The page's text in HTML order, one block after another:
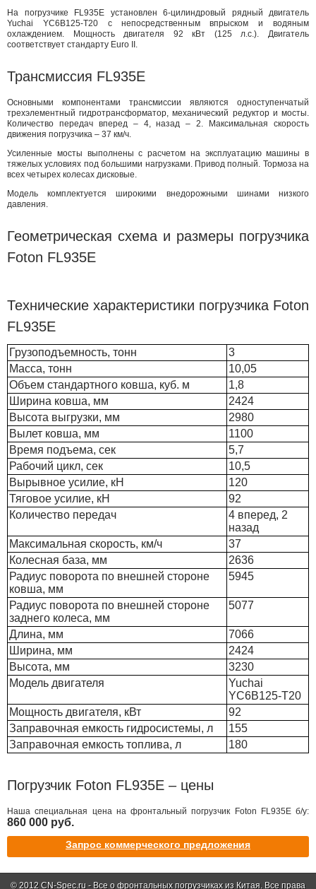
На погрузчике FL935E установлен 6-цилиндровый рядный двигатель
Yuchai YC6B125-T20 с непосредственным впрыском и водяным
охлаждением. Мощность двигателя 92 кВт (125 л.с.). Двигатель
соответствует стандарту Euro II.
Трансмиссия FL935E
Основными компонентами трансмиссии являются одноступенчатый
трехэлементный гидротрансформатор, механический редуктор и мосты.
Количество передач вперед – 4, назад – 2. Максимальная скорость
движения погрузчика – 37 км/ч.
Усиленные мосты выполнены с расчетом на эксплуатацию машины в
тяжелых условиях под большими нагрузками. Привод полный. Тормоза на
всех четырех колесах дисковые.
Модель комплектуется широкими внедорожными шинами низкого
давления.
Геометрическая схема и размеры погрузчика
Foton FL935E
Технические характеристики погрузчика Foton
FL935E
Грузоподъемность, тонн
3
Масса, тонн
10,05
Объем стандартного ковша, куб. м
1,8
Ширина ковша, мм
2424
Высота выгрузки, мм
2980
Вылет ковша, мм
1100
Время подъема, сек
5,7
Рабочий цикл, сек
10,5
Вырывное усилие, кН
120
Тяговое усилие, кН
92
Количество передач
4 вперед, 2
назад
Максимальная скорость, км/ч
37
Колесная база, мм
2636
Радиус поворота по внешней стороне
ковша, мм
5945
Радиус поворота по внешней стороне
заднего колеса, мм
5077
Длина, мм
7066
Ширина, мм
2424
Высота, мм
3230
Модель двигателя
Yuchai
YC6B125-T20
Мощность двигателя, кВт
92
Заправочная емкость гидросистемы, л
155
Заправочная емкость топлива, л
180
Погрузчик Foton FL935E – цены
Наша специальная цена на фронтальный погрузчик Foton FL935E б/у:
860 000 руб.
Запрос коммерческого предложения
© 2012 CN-Spec.ru - Все о фронтальных погрузчиках из Китая. Все права